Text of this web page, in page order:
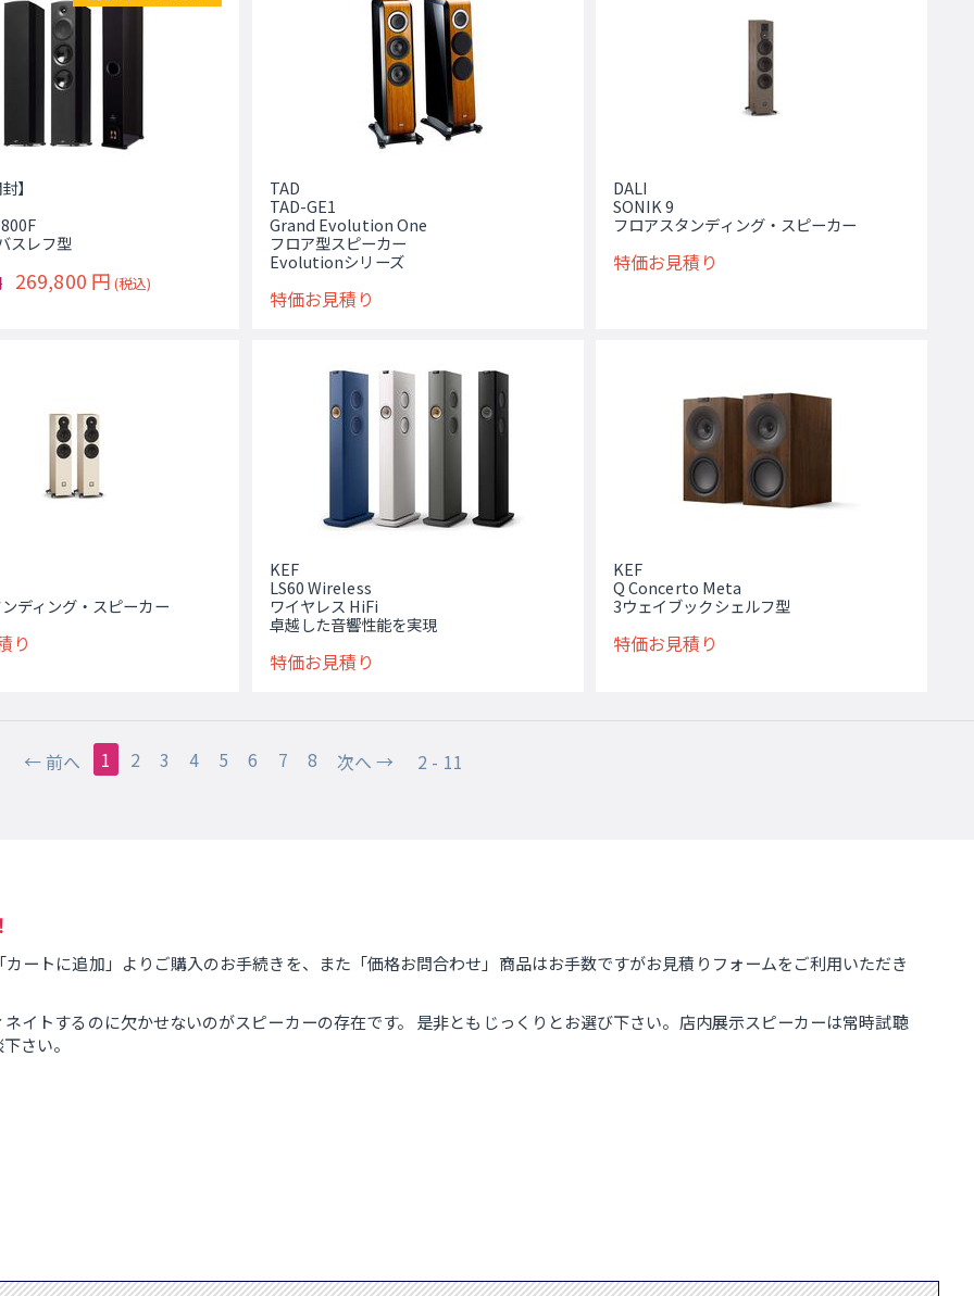
】
スレフ型
269,800 円 (税込)
TAD
TAD-GE1
Grand Evolution One
フロア型スピーカー
Evolutionシリーズ
特価お見積り
DALI
SONIK 9
フロアスタンディング・スピーカー
特価お見積り
ディング・スピーカー
り
KEF
LS60 Wireless
ワイヤレス HiFi
卓越した音響性能を実現
特価お見積り
KEF
Q Concerto Meta
3ウェイブックシェルフ型
特価お見積り
前へ 1 2 3 4 5 6 7 8 次へ 2 - 11
ートに追加」よりご購入のお手続きを、また「価格お問合わせ」商品はお手数ですがお見積りフォームをご利用いただき
イトするのに欠かせないのがスピーカーの存在です。 是非ともじっくりとお選び下さい。店内展示スピーカーは常時試聴
さい。